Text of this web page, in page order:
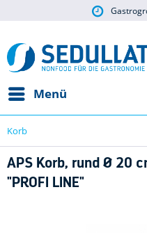
Menü
Korb
APS Korb, rund Ø 20
"PROFI LINE"